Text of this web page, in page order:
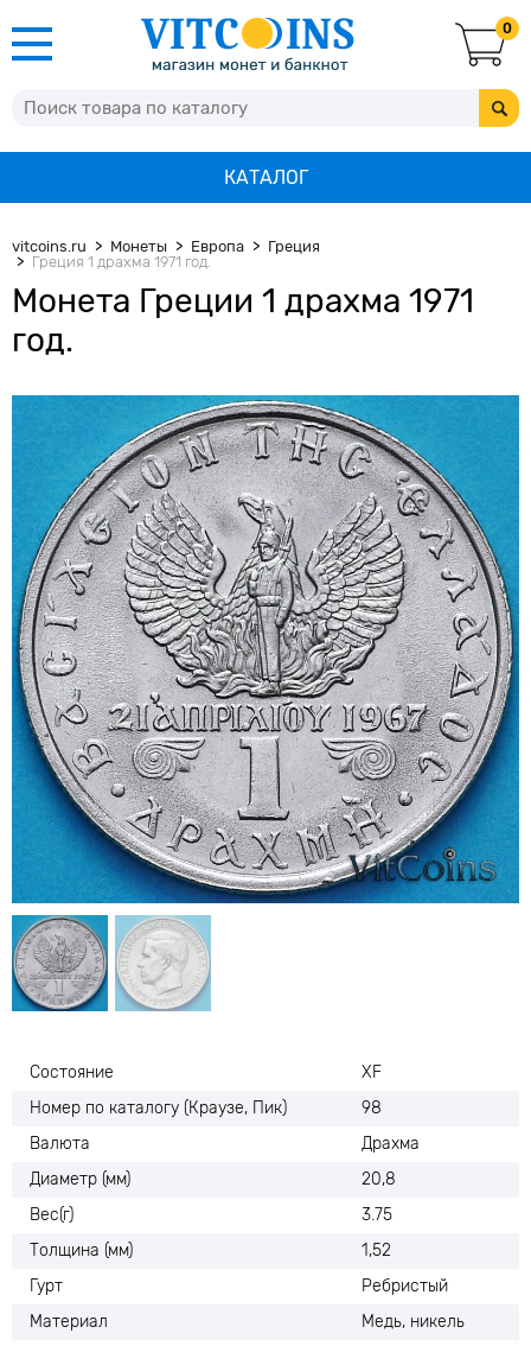
0
КАТАЛОГ
vitcoins.ru Монеты Европа
Греция
Греция 1 драхма 1971 год.
Монета Греции 1 драхма 1971
год.
Состояние
XF
Номер по каталогу (Краузе, Пик)
98
Валюта
Драхма
Диаметр (мм)
20,8
Вес(г)
3.75
Толщина (мм)
1,52
Гурт
Ребристый
Материал
Медь, никель